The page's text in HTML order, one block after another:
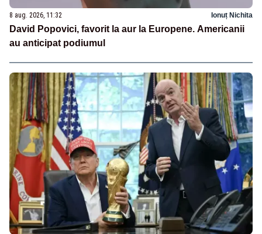
8 aug. 2026, 11:32 Ionuț Nichita
David Popovici, favorit la aur la Europene. Americanii
au anticipat podiumul